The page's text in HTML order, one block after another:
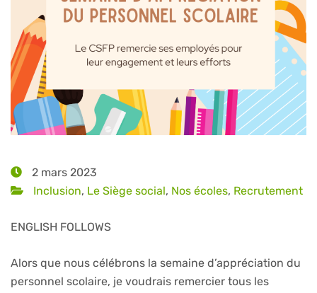
2 mars 2023
Inclusion, Le Siège social, Nos écoles, Recrutement
ENGLISH FOLLOWS
Alors que nous célébrons la semaine d’appréciation du
personnel scolaire, je voudrais remercier tous les